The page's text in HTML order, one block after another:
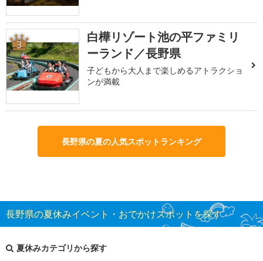
3
白樺リゾート池の平ファミリ
ーランド／長野県
子どもから大人まで楽しめるアトラクショ
ンが満載
長野県の夏の人気スポットランキング
長野県の夏休みイベント・おでかけスポットを探す
夏休みカテゴリから探す